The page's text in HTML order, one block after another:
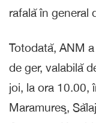
rafală în
Totodată, ANM
de ger, valabilă
joi, la ora 10.00,
Maramureş,